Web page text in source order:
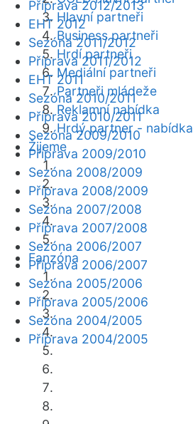
Hlavní partneři
Business partneři
Hrdí partneři
Mediální partneři
Partneři mládeže
Reklamní nabídka
Hrdý partner - nabídka
Žijeme
Fanzóna
Příprava 2012/2013
EHT 2012
Sezóna 2011/2012
Příprava 2011/2012
EHT 2011
Sezóna 2010/2011
Příprava 2010/2011
Sezóna 2009/2010
Příprava 2009/2010
Sezóna 2008/2009
Příprava 2008/2009
Sezóna 2007/2008
Příprava 2007/2008
Sezóna 2006/2007
Příprava 2006/2007
Sezóna 2005/2006
Příprava 2005/2006
Sezóna 2004/2005
Příprava 2004/2005